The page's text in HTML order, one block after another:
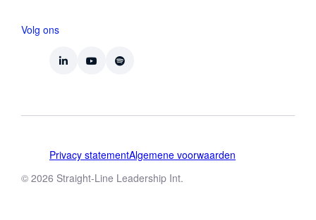
Volg ons
© 2026 Straight-Line Leadership Int.
Privacy statementAlgemene voorwaarden